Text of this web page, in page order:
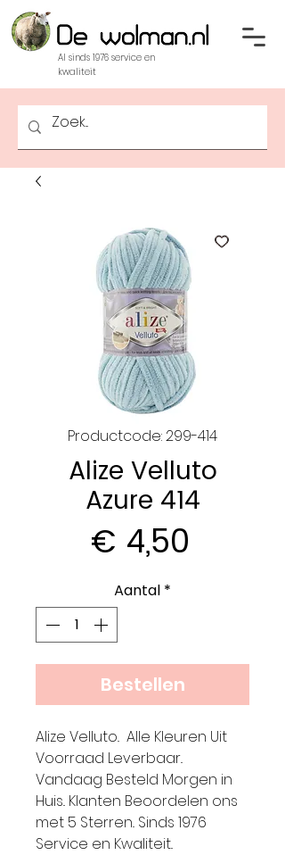
Al sinds 1976 service en
kwaliteit
Productcode: 299-414
Alize Velluto
Azure 414
€ 4,50
Aantal *
Bestellen
Alize Velluto.. Alle Kleuren Uit
Voorraad Leverbaar..
Vandaag Besteld Morgen in
Huis.. Klanten Beoordelen ons
met 5 Sterren.. Sinds 1976
Service en Kwaliteit..